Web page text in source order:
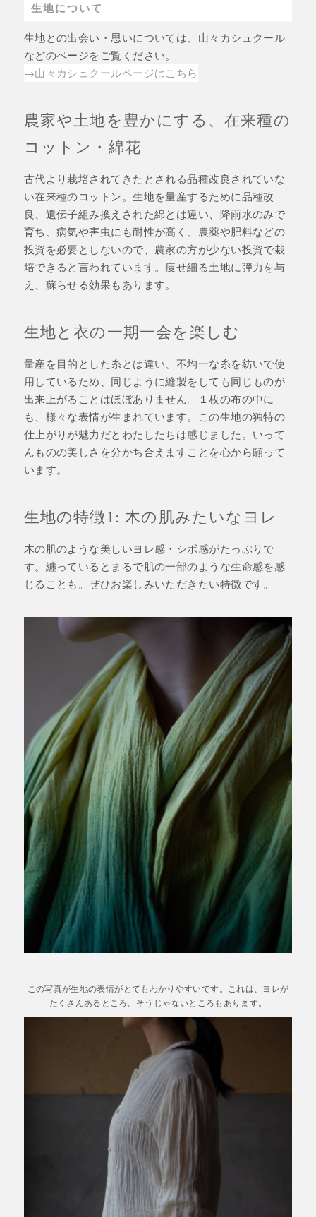
生地について
生地との出会い・思いについては、山々カシュクール
などのページをご覧ください。
→山々カシュクールページはこちら
農家や土地を豊かにする、在来種の
コットン・綿花
古代より栽培されてきたとされる品種改良されていな
い在来種のコットン。生地を量産するために品種改
良、遺伝子組み換えされた綿とは違い、降雨水のみで
育ち、病気や害虫にも耐性が高く、農薬や肥料などの
投資を必要としないので、農家の方が少ない投資で栽
培できると言われています。痩せ細る土地に弾力を与
え、蘇らせる効果もあります。
生地と衣の一期一会を楽しむ
量産を目的とした糸とは違い、不均一な糸を紡いで使
用しているため、同じように縫製をしても同じものが
出来上がることはほぼありません。１枚の布の中に
も、様々な表情が生まれています。この生地の独特の
仕上がりが魅力だとわたしたちは感じました。いって
んものの美しさを分かち合えますことを心から願って
います。
生地の特徴1: 木の肌みたいなヨレ
木の肌のような美しいヨレ感・シボ感がたっぷりで
す。纏っているとまるで肌の一部のような生命感を感
じることも。ぜひお楽しみいただきたい特徴です。
この写真が生地の表情がとてもわかりやすいです。これは、ヨレが
たくさんあるところ。そうじゃないところもあります。